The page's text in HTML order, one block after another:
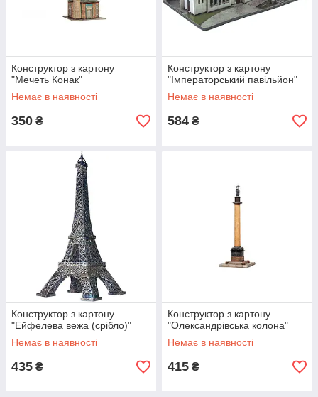
Конструктор з картону
"Мечеть Конак"
Немає в наявності
350 ₴
Конструктор з картону
"Імператорський павільйон"
Немає в наявності
584 ₴
Конструктор з картону
"Ейфелева вежа (срібло)"
Немає в наявності
435 ₴
Конструктор з картону
"Олександрівська колона"
Немає в наявності
415 ₴